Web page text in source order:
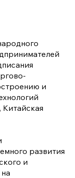
и
развития
и